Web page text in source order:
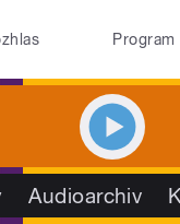
Program
Audioarchiv